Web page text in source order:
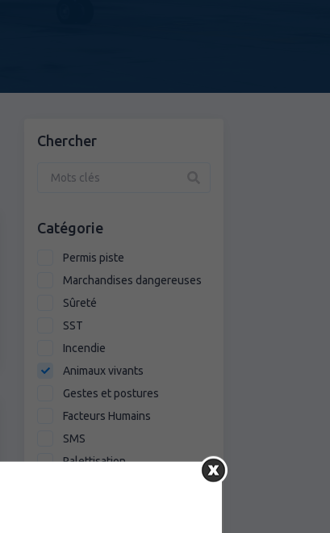
Chercher
Catégorie
Permis piste
Marchandises dangereuses
Sûreté
SST
Incendie
Animaux vivants
Gestes et postures
Facteurs Humains
SMS
Palettisation